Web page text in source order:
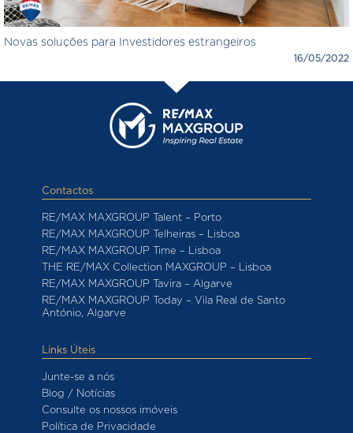
Novas soluções para Investidores estrangeiros
16/05/2022
Contactos
RE/MAX MAXGROUP Talent – Porto
RE/MAX MAXGROUP Telheiras – Lisboa
RE/MAX MAXGROUP Time – Lisboa
THE RE/MAX Collection MAXGROUP – Lisboa
RE/MAX MAXGROUP Tavira – Algarve
RE/MAX MAXGROUP Today – Vila Real de Santo
António, Algarve
Links Úteis
Junte-se a nós
Blog / Notícias
Consulte os nossos imóveis
Política de Privacidade